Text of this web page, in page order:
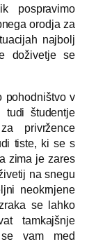
pospravimo
orodja za
najbolj
doživetje se
pohodništvo v
tudi študentje
privržence
tiste, ki se s
zima je zares
na snegu
neokrnjene
se lahko
tamkajšnje
vam med